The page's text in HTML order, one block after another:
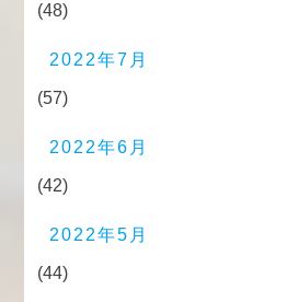
(48)
2022年7月
(57)
2022年6月
(42)
2022年5月
(44)